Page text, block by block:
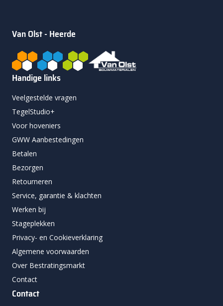
Van Olst - Heerde
Handige links
Veelgestelde vragen
TegelStudio+
Voor hoveniers
GWW Aanbestedingen
Betalen
Bezorgen
Retourneren
Service, garantie & klachten
Werken bij
Stageplekken
Privacy- en Cookieverklaring
Algemene voorwaarden
Over Bestratingsmarkt
Contact
Contact